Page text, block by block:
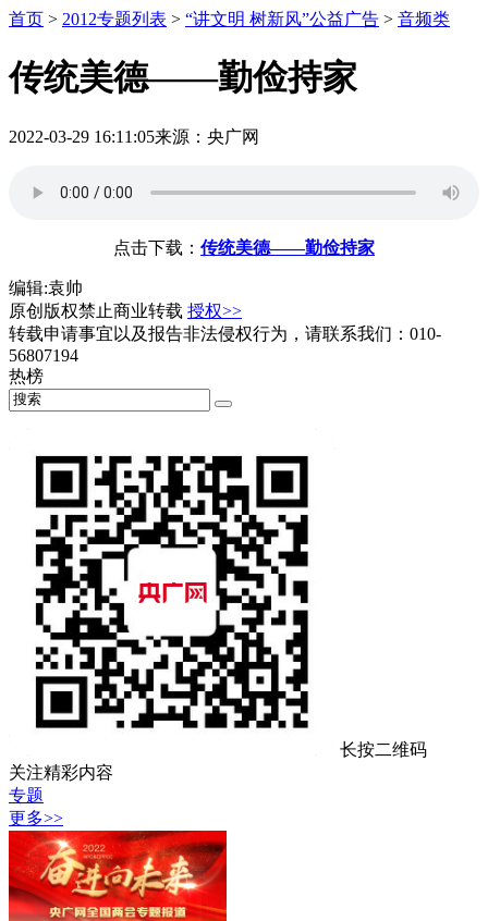
首页 > 2012专题列表 > “讲文明 树新风”公益广告 > 音频类
传统美德——勤俭持家
2022-03-29 16:11:05来源：央广网
点击下载： 传统美德——勤俭持家
编辑:袁帅
原创版权禁止商业转载 授权>>
转载申请事宜以及报告非法侵权行为，请联系我们：010-
56807194
热榜
长按二维码
关注精彩内容
专题
更多>>